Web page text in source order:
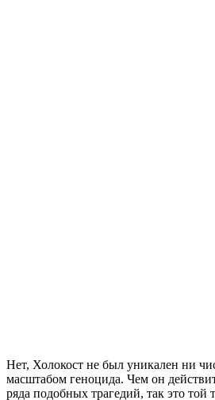
Нет, Холокост не был уникален ни
масштабом геноцида. Чем он
ряда подобных трагедий, так это той